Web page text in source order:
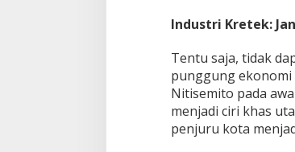
Industri Kretek:
Tentu saja, tidak
punggung ekonomi
Nitisemito pada
menjadi ciri khas
penjuru kota